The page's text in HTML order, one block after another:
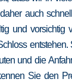
auch
und vorsichtig
und die
Sie den